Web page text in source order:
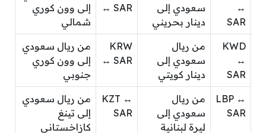
↔
SAR
سعودي إلى
دينار بحريني
↔ SAR
إلى وون كوري
شمالي
KWD
↔
SAR
من ريال
سعودي إلى
دينار كويتي
KRW
↔ SAR
من ريال سعودي
إلى وون كوري
جنوبي
LBP ↔
SAR
من ريال
سعودي إلى
ليرة لبنانية
KZT ↔
SAR
من ريال سعودي
إلى تينغ
كازاخستاني